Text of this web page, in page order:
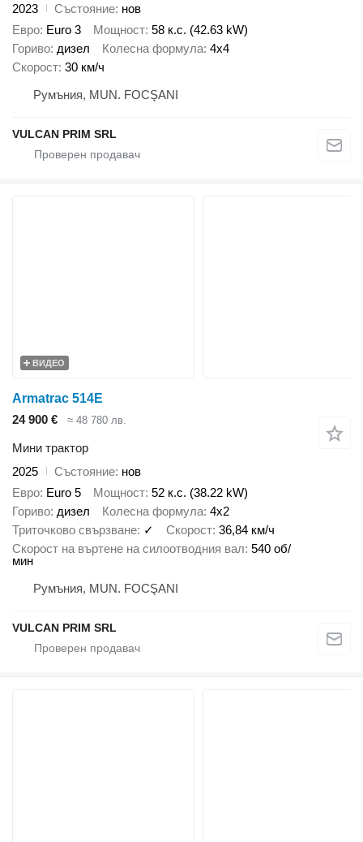
2023
Състояние нов
Евро Euro 3 Мощност 58 к.с. (42.63 kW)
Гориво дизел Колесна формула 4x4
Скорост 30 км/ч
Румъния, MUN. FOCŞANI
VULCAN PRIM SRL
ВИДЕО
Armatrac 514E
24 900 €
≈ 48 780 лв.
Мини трактор
2025
Състояние нов
Евро Euro 5 Мощност 52 к.с. (38.22 kW)
Гориво дизел Колесна формула 4x2
Триточково свързване ✓ Скорост 36,84 км/ч
Скорост на въртене на силоотводния вал 540 об/
мин
Румъния, MUN. FOCŞANI
VULCAN PRIM SRL